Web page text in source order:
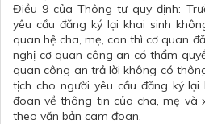
Điều 9 của Thông tư quy định:
yêu cầu đăng ký lại khai sinh
quan hệ cha, mẹ, con thì cơ quan
nghị cơ quan công an có thẩm
quan công an trả lời không có
tịch cho người yêu cầu đăng ký
đoan về thông tin của cha, mẹ và
theo văn bản cam đoan.